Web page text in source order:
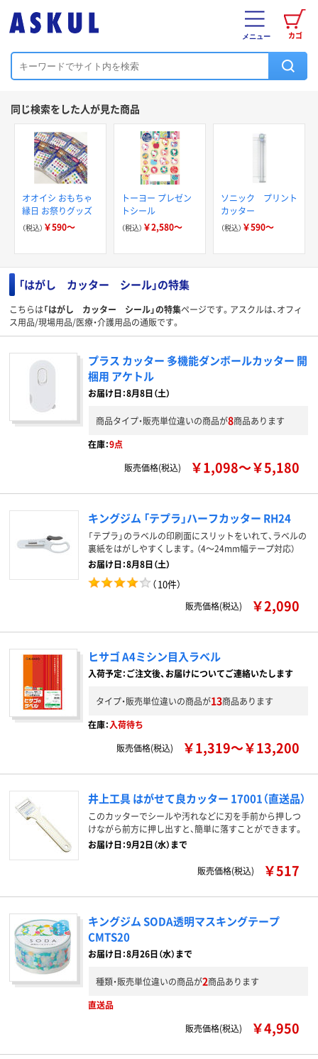
カゴ
メニュー
同じ検索をした人が見た商品
オオイシ おもちゃ
縁日 お祭りグッズ
（税込） ￥590～
トーヨー プレゼン
トシール
（税込） ￥2,580～
ソニック プリント
カッター
（税込） ￥590～
「はがし カッター シール」の特集
こちらは「はがし カッター シール」の特集ページです。アスクルは、オフィ
ス用品/現場用品/医療・介護用品の通販です。
プラス カッター 多機能ダンボールカッター 開
梱用 アケトル
お届け日：8月8日（土）
商品タイプ・販売単位違いの商品が8商品あります
在庫：9点
販売価格(税込)
￥1,098～￥5,180
キングジム 「テプラ」ハーフカッター RH24
「テプラ」のラベルの印刷面にスリットをいれて、ラベルの
裏紙をはがしやすくします。（4～24mm幅テープ対応）
お届け日：8月8日（土）
（10件）
販売価格(税込) ￥2,090
ヒサゴ A4ミシン目入ラベル
入荷予定：ご注文後、お届けについてご連絡いたします
タイプ・販売単位違いの商品が13商品あります
在庫：入荷待ち
販売価格(税込)
￥1,319～￥13,200
井上工具 はがせて良カッター 17001（直送品）
このカッターでシールや汚れなどに刃を手前から押しつ
けながら前方に押し出すと、簡単に落すことができます。
お届け日：9月2日（水）まで
販売価格(税込) ￥517
キングジム SODA透明マスキングテープ
CMTS20
お届け日：8月26日（水）まで
種類・販売単位違いの商品が2商品あります
直送品
販売価格(税込)
￥4,950